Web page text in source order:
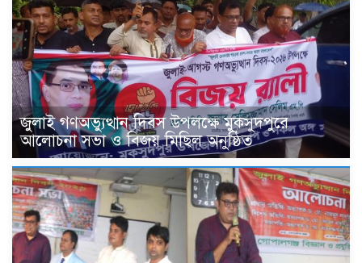
জুলাই গণঅভ্যুত্থান দিবস উপলক্ষে মুকসুদপুরে
আলোচনা সভা ও বিজয় মিছিল অনুষ্ঠিত